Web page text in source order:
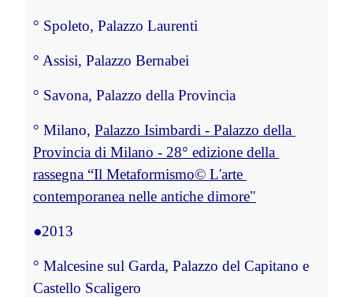
° Spoleto, Palazzo Laurenti
° Assisi, Palazzo Bernabei
° Savona, Palazzo della Provincia
° Milano, Palazzo Isimbardi - Palazzo della
Provincia di Milano - 28° edizione della
rassegna “Il Metaformismo© L'arte
contemporanea nelle antiche dimore"
●2013
° Malcesine sul Garda, Palazzo del Capitano e
Castello Scaligero